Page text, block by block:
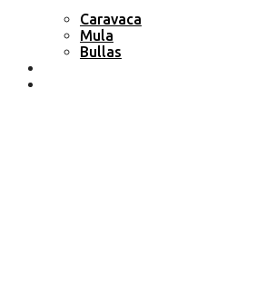
Caravaca
Mula
Bullas